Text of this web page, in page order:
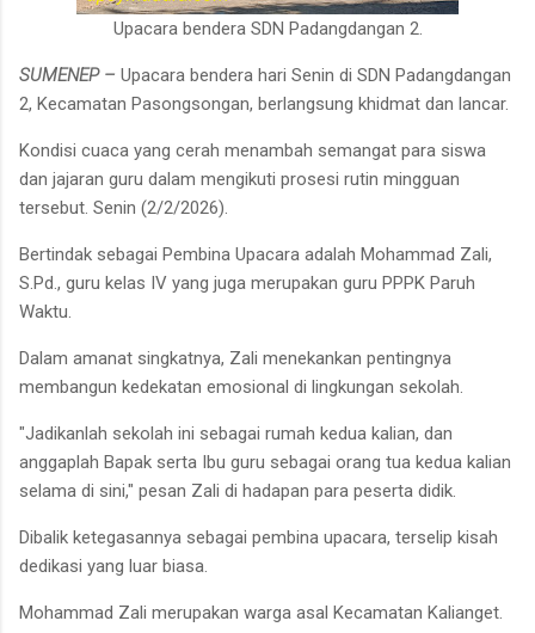
Upacara bendera SDN Padangdangan 2.
SUMENEP – Upacara bendera hari Senin di SDN Padangdangan
2, Kecamatan Pasongsongan, berlangsung khidmat dan lancar.
Kondisi cuaca yang cerah menambah semangat para siswa
dan jajaran guru dalam mengikuti prosesi rutin mingguan
tersebut. Senin (2/2/2026).
​Bertindak sebagai Pembina Upacara adalah Mohammad Zali,
S.Pd., guru kelas IV yang juga merupakan guru PPPK Paruh
Waktu.
Dalam amanat singkatnya, Zali menekankan pentingnya
membangun kedekatan emosional di lingkungan sekolah.
​"Jadikanlah sekolah ini sebagai rumah kedua kalian, dan
anggaplah Bapak serta Ibu guru sebagai orang tua kedua kalian
selama di sini," pesan Zali di hadapan para peserta didik.
​Dibalik ketegasannya sebagai pembina upacara, terselip kisah
dedikasi yang luar biasa.
Mohammad Zali merupakan warga asal Kecamatan Kalianget.